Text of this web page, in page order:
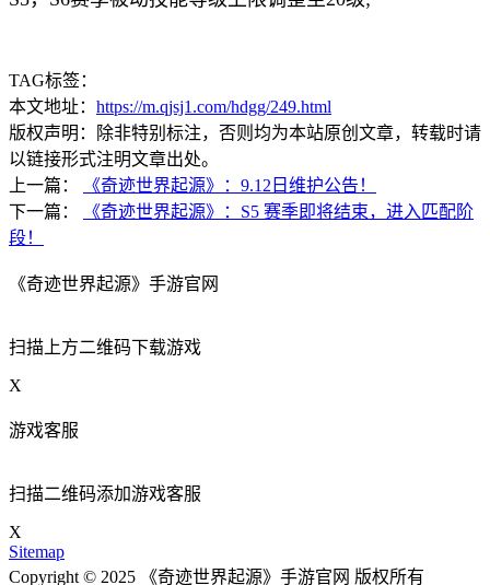
TAG标签：
本文地址： https://m.qjsj1.com/hdgg/249.html
版权声明：除非特别标注，否则均为本站原创文章，转载时请
以链接形式注明文章出处。
上一篇：
《奇迹世界起源》：9.12日维护公告！
下一篇：
《奇迹世界起源》：S5 赛季即将结束，进入匹配阶
段！
《奇迹世界起源》手游官网
扫描上方二维码下载游戏
X
游戏客服
扫描二维码添加游戏客服
X
Sitemap
Copyright © 2025 《奇迹世界起源》手游官网 版权所有